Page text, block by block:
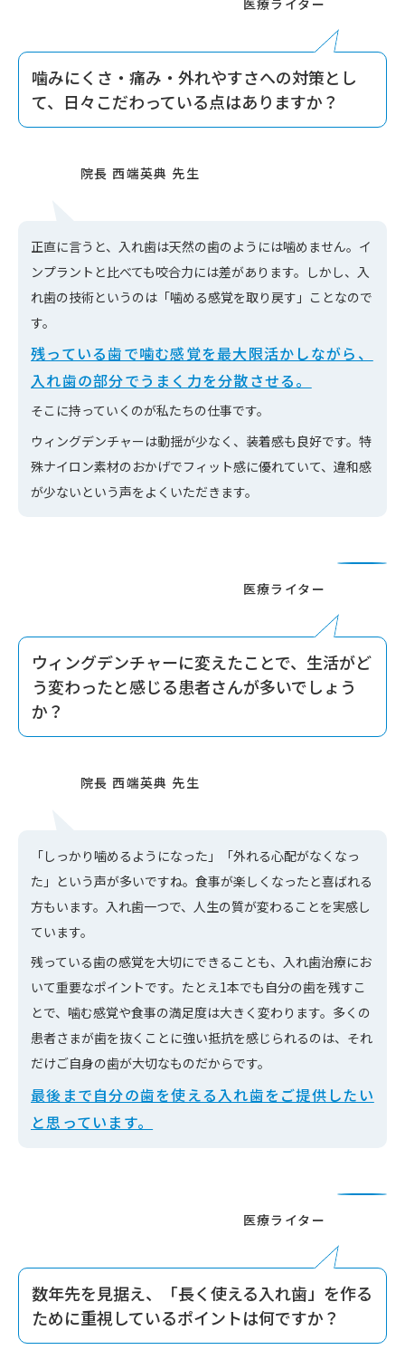
噛みにくさ・痛み・外れやすさへの対策とし
て、日々こだわっている点はありますか？
正直に言うと、入れ歯は天然の歯のようには噛めません。イ
ンプラントと比べても咬合力には差があります。しかし、入
れ歯の技術というのは「噛める感覚を取り戻す」ことなので
す。
残っている歯で噛む感覚を最大限活かしながら、
入れ歯の部分でうまく力を分散させる。
そこに持っていくのが私たちの仕事です。
ウィングデンチャーは動揺が少なく、装着感も良好です。特
殊ナイロン素材のおかげでフィット感に優れていて、違和感
が少ないという声をよくいただきます。
ウィングデンチャーに変えたことで、生活がど
う変わったと感じる患者さんが多いでしょう
か？
「しっかり噛めるようになった」「外れる心配がなくなっ
た」という声が多いですね。食事が楽しくなったと喜ばれる
方もいます。入れ歯一つで、人生の質が変わることを実感し
ています。
残っている歯の感覚を大切にできることも、入れ歯治療にお
いて重要なポイントです。たとえ1本でも自分の歯を残すこ
とで、噛む感覚や食事の満足度は大きく変わります。多くの
患者さまが歯を抜くことに強い抵抗を感じられるのは、それ
だけご自身の歯が大切なものだからです。
最後まで自分の歯を使える入れ歯をご提供したい
と思っています。
数年先を見据え、「長く使える入れ歯」を作る
ために重視しているポイントは何ですか？